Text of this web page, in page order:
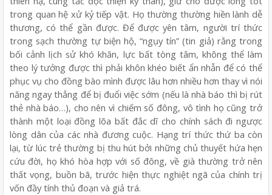
trong quan hệ xử kỷ tiếp vật. Họ thường thường hiền lành dễ
thương, có thể gần được. Để được yên tâm, người trí thức
trong sạch thường tự biện hộ, “ngụy tín” (tin giả) rằng trong
bối cảnh lịch sử khó khăn, lực bất tòng tâm, không thể làm
theo lý tưởng được thì phải khôn khéo biết ẩn nhẫn để có thể
phục vụ cho đồng bào mình được lâu hơn nhiều hơn thay vì nói
năng ngay thẳng để bị đuổi việc sớm (nếu là nhà báo thì bị rút
thẻ nhà báo…), cho nên vì chiếm số đông, vô tình họ cũng trở
thành một loại đồng lõa bất đắc dĩ cho chính sách đi ngược
lòng dân của các nhà đương cuộc. Hạng trí thức thứ ba còn
lại, từ lúc trẻ thường bị thu hút bởi những chủ thuyết hứa hẹn
cứu đời, họ khó hòa hợp với số đông, về già thường trở nên
thất vọng, buồn bã, trước hiện thực nghiệt ngã của chính trị
vốn đầy tính thủ đoạn và giả trá.